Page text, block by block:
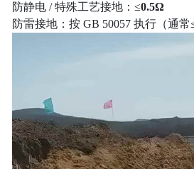
防静电 / 特殊工艺接地：≤0.5Ω
防雷接地：按 GB 50057 执行（通常